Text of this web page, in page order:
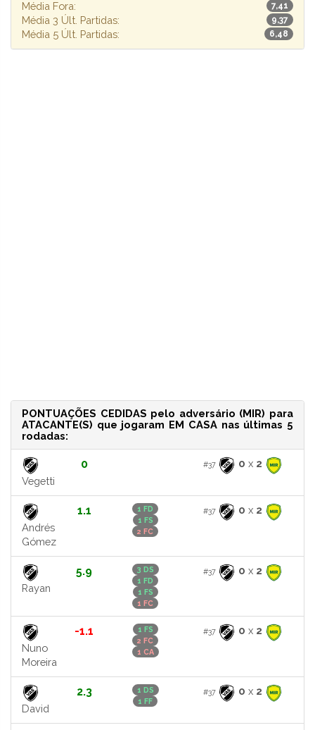
Média Fora: 7,41
Média 3 Últ. Partidas: 9,37
Média 5 Últ. Partidas: 6,48
PONTUAÇÕES CEDIDAS pelo adversário (MIR) para
ATACANTE(S) que jogaram EM CASA nas últimas 5
rodadas:
Vegetti
0 #37 0 x 2
Andrés
Gómez
1.1
1 FD
1 FS
2 FC
#37 0 x 2
Rayan
5.9
3 DS
1 FD
1 FS
1 FC
#37 0 x 2
Nuno
Moreira
-1.1
1 FS
2 FC
1 CA
#37 0 x 2
David
2.3
1 DS
1 FF
#37 0 x 2